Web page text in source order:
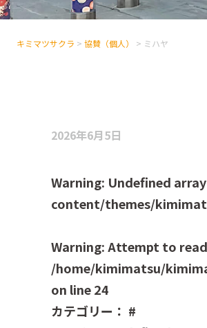
キミマツサクラ > 協賛（個人） > ミハヤ
2026年6月5日
Warning: Undefined
content/themes/
Warning: Attempt to
/home/kimimatsu/
on line24
カテゴリー： #